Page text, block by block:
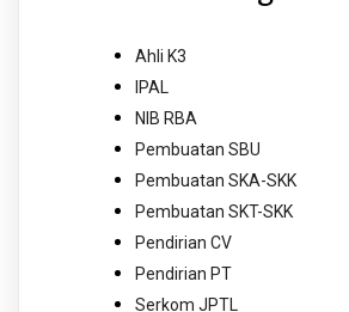
Ahli K3
IPAL
NIB RBA
Pembuatan SBU
Pembuatan SKA-SKK
Pembuatan SKT-SKK
Pendirian CV
Pendirian PT
Serkom JPTL